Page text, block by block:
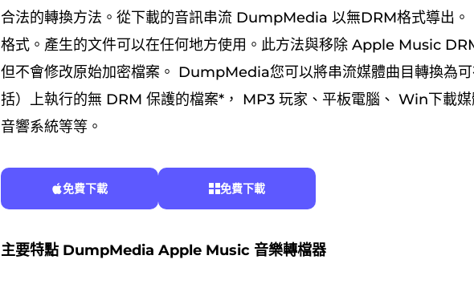
合法的轉換方法。從下載的音訊串流 DumpMedia 以無DRM格式導出
格式。產生的文件可以在任何地方使用。此方法與移除 Apple Music
但不會修改原始加密檔案。 DumpMedia您可以將串流媒體曲目轉換為
括）上執行的無 DRM 保護的檔案*， MP3 玩家、平板電腦、 Win下載媒
音響系統等等。
免費下載 免費下載
主要特點 DumpMedia Apple Music 音樂轉檔器